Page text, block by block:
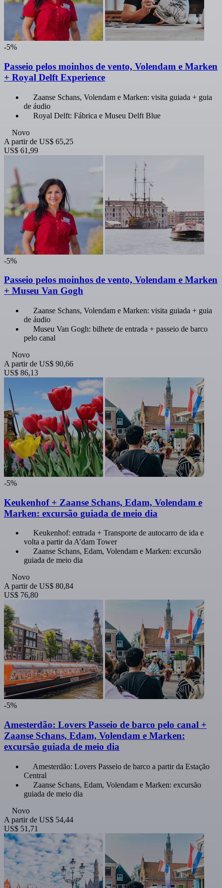
-5%
Passeio pelos moinhos de vento, Volendam e Marken
+ Royal Delft Experience
Zaanse Schans, Volendam e Marken: visita guiada + guia
de áudio
Royal Delft: Fábrica e Museu Delft Blue
Novo
A partir de US$ 65,25
US$ 61,99
-5%
Passeio pelos moinhos de vento, Volendam e Marken
+ Museu Van Gogh
Zaanse Schans, Volendam e Marken: visita guiada + guia
de áudio
Museu Van Gogh: bilhete de entrada + passeio de barco
pelo canal
Novo
A partir de US$ 90,66
US$ 86,13
-5%
Keukenhof + Zaanse Schans, Edam, Volendam e
Marken: excursão guiada de meio dia
Keukenhof: entrada + Transporte de autocarro de ida e
volta a partir da A’dam Tower
Zaanse Schans, Edam, Volendam e Marken: excursão
guiada de meio dia
Novo
A partir de US$ 80,84
US$ 76,80
-5%
Amesterdão: Lovers Passeio de barco pelo canal +
Zaanse Schans, Edam, Volendam e Marken:
excursão guiada de meio dia
Amesterdão: Lovers Passeio de barco a partir da Estação
Central
Zaanse Schans, Edam, Volendam e Marken: excursão
guiada de meio dia
Novo
A partir de US$ 54,44
US$ 51,71